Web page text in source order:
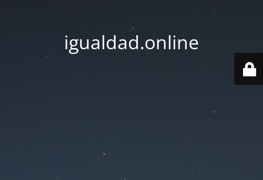
igualdad.online